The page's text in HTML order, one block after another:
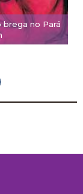
no Pará